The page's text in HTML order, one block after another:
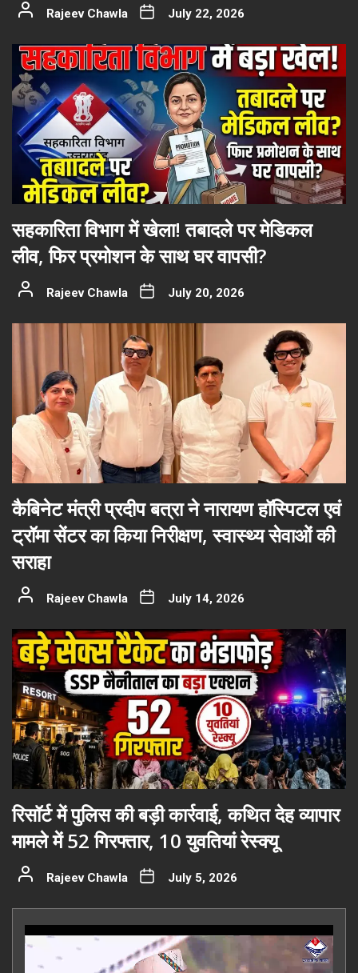
Rajeev Chawla July 22, 2026
सहकारिता विभाग में खेला! तबादले पर मेडिकल
लीव, फिर प्रमोशन के साथ घर वापसी?
Rajeev Chawla July 20, 2026
कैबिनेट मंत्री प्रदीप बत्रा ने नारायण हॉस्पिटल एवं
ट्रॉमा सेंटर का किया निरीक्षण, स्वास्थ्य सेवाओं की
सराहा
Rajeev Chawla July 14, 2026
रिसॉर्ट में पुलिस की बड़ी कार्रवाई, कथित देह व्यापार
मामले में 52 गिरफ्तार, 10 युवतियां रेस्क्यू
Rajeev Chawla July 5, 2026